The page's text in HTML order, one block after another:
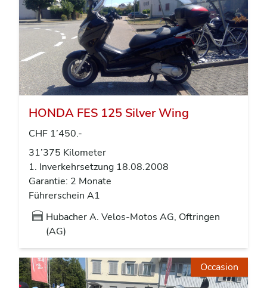
HONDA FES 125 Silver Wing
CHF 1’450.-
31’375 Kilometer
1. Inverkehrsetzung 18.08.2008
Garantie: 2 Monate
Führerschein A1
Hubacher A. Velos-Motos AG, Oftringen
(AG)
Occasion